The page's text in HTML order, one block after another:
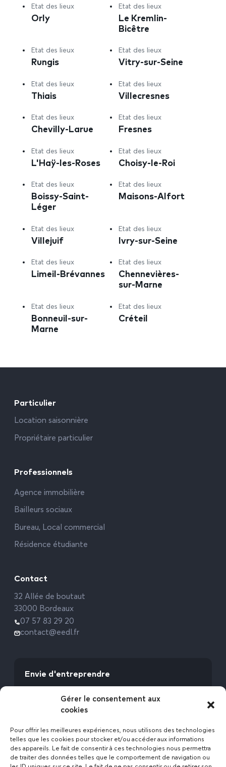
Gérer le consentement aux
cookies
Pour offrir les meilleures expériences, nous utilisons des technologies
telles que les cookies pour stocker et/ou accéder aux informations
des appareils. Le fait de consentir à ces technologies nous permettra
de traiter des données telles que le comportement de navigation ou
Etat des lieux
Orly
Etat des lieux
Le Kremlin-
Bicêtre
Etat des lieux
Rungis
Etat des lieux
Vitry-sur-Seine
Etat des lieux
Thiais
Etat des lieux
Villecresnes
Etat des lieux
Chevilly-Larue
Etat des lieux
Fresnes
Etat des lieux
L'Haÿ-les-Roses
Etat des lieux
Choisy-le-Roi
Etat des lieux
Boissy-Saint-
Léger
Etat des lieux
Maisons-Alfort
Etat des lieux
Villejuif
Etat des lieux
Ivry-sur-Seine
Etat des lieux
Limeil-Brévannes
Etat des lieux
Chennevières-
sur-Marne
Etat des lieux
Bonneuil-sur-
Marne
Etat des lieux
Créteil
Particulier
Location saisonnière
Propriétaire particulier
Professionnels
Agence immobilière
Bailleurs sociaux
Bureau, Local commercial
Résidence étudiante
Contact
32 Allée de boutaut
33000 Bordeaux
07 57 83 29 20
contact@eedl.fr
Envie d'entreprendre
avec l’Expert Etat des Lieux !
Rejoignez-nous